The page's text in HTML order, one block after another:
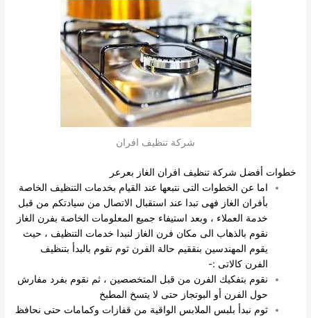
شركة تنظيف افران
خطوات أفضل شركة تنظيف افران الغاز بعرعر
اما عن الخطوات التى نتبعها عند القيام بخدمات التنظيف الخاصة
بأفران الغاز فهى تبدا عند استقبال الاتصال من سيادتكم من قبل
خدمة العملاء ، وبعد استيفاء جميع المعلومات الخاصة بفرن الغاز
نقوم بالذهاب الى مكان فرن الغاز لنبدا خدمات التنظيف ، حيث
يقوم المهندسين بنققيم حالة الفرن ثوم نقوم بالبدأ بتنظيف
الفرن كالاتى :-
نقوم بتفكيك الفرن من قبل المتخصصين ، ثم نقوم بفرد مفارش
حول الفرن أو البوتجاز حتى لا يتسخ المطبخ
ثوم نبدأ بلبس الملابس الواقية من قفازات وكمامات حتى نحافظ